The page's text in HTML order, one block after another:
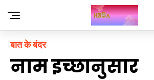
बात के बंदर
नाम इच्छानुसार